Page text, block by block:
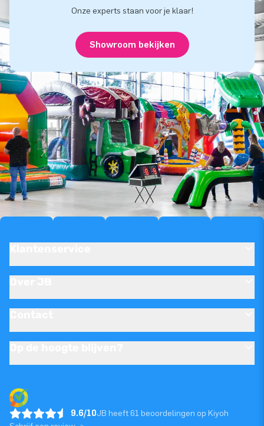
Onze experts staan voor je klaar!
Showroom bekijken
9.6/10JB heeft 61 beoordelingen op Kiyoh